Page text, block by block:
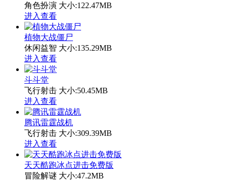
角色扮演 大小:122.47MB
进入查看
植物大战僵尸
休闲益智 大小:135.29MB
进入查看
斗斗堂
飞行射击 大小:50.45MB
进入查看
腾讯雷霆战机
飞行射击 大小:309.39MB
进入查看
天天酷跑冰点进击免费版
冒险解谜 大小:47.2MB